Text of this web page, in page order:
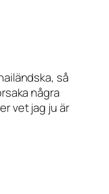
så
några
vet jag ju är